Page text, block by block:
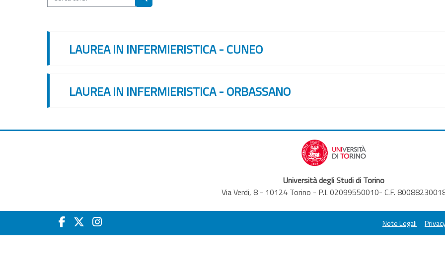
Cerca corsi
LAUREA IN INFERMIERISTICA - CUNEO
LAUREA IN INFERMIERISTICA - ORBASSANO
Università degli Studi di Torino
Via Verdi, 8 - 10124 Torino - P.I. 02099550010- C.F.
Note Legali